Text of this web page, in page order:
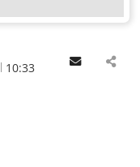
10:33 Email